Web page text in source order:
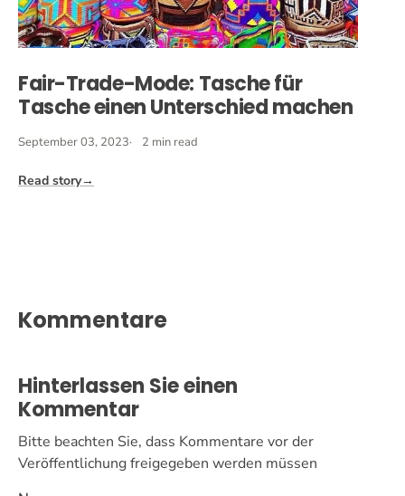
Fair-Trade-Mode: Tasche für
Tasche einen Unterschied machen
September 03, 2023 2 min read
Read story→
Kommentare
Hinterlassen Sie einen
Kommentar
Bitte beachten Sie, dass Kommentare vor der
Veröffentlichung freigegeben werden müssen